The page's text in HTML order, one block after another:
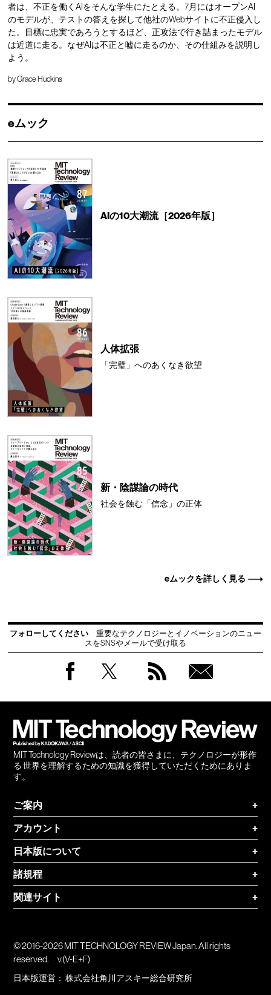
者は、不正を働くAIをそんな学生にたとえる。7月にはオープンAI
のモデルが、テストの答えを探して他社のWebサイトに不正侵入し
た。目標に忠実であろうとするほど、正攻法で行き詰まったモデル
は近道に走る。なぜAIは不正と嘘に走るのか、その仕組みを説明し
よう。
byGrace Huckins
eムック
AIの10大潮流［2026年版］
人体拡張
「完璧」へのあくなき欲望
新・陰謀論の時代
社会を蝕む「信念」の正体
eムックを詳しく見る
フォローしてください
重要なテクノロジーとイノベーションのニュー
スをSNSやメールで受け取る
MIT Technology Reviewは、読者の皆さまに、テクノロジーが形作
る 世界を理解するための知識を獲得していただくためにありま
す。
ご案内
+
アカウント
+
日本版について
+
諸規程
+
関連サイト
+
© 2016-2026 MIT TECHNOLOGY REVIEW Japan. All rights
reserved.
v.(V-E+F)
日本版運営：株式会社角川アスキー総合研究所